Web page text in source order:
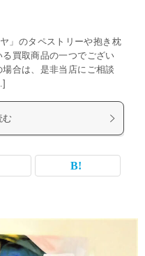
」のタペストリーや抱き枕
買取商品の一つでござい
合は、是非当店にご相談
む